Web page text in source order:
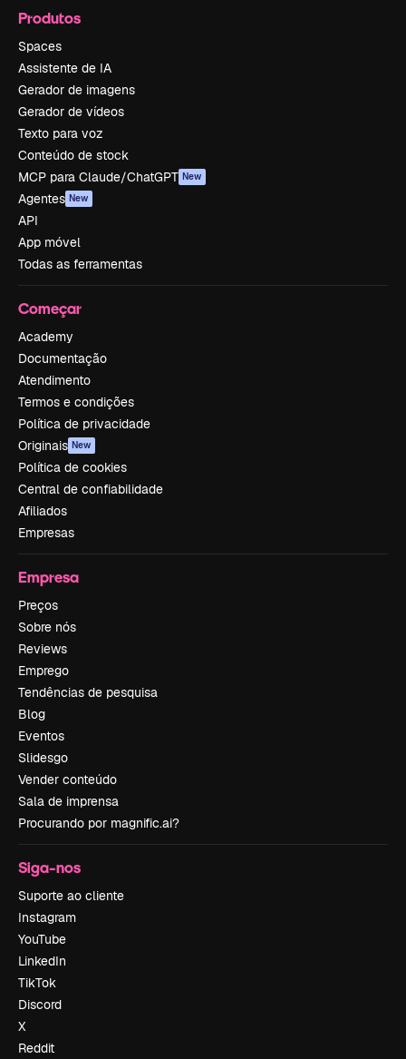
Produtos
Spaces
Assistente de IA
Gerador de imagens
Gerador de vídeos
Texto para voz
Conteúdo de stock
MCP para Claude/ChatGPT New
Agentes New
API
App móvel
Todas as ferramentas
Começar
Academy
Documentação
Atendimento
Termos e condições
Política de privacidade
Originais New
Política de cookies
Central de confiabilidade
Afiliados
Empresas
Empresa
Preços
Sobre nós
Reviews
Emprego
Tendências de pesquisa
Blog
Eventos
Slidesgo
Vender conteúdo
Sala de imprensa
Procurando por magnific.ai?
Siga-nos
Suporte ao cliente
Instagram
YouTube
LinkedIn
TikTok
Discord
X
Reddit